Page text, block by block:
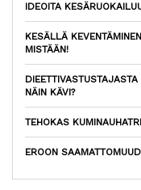
IDEOITA
KESÄLLÄ
MISTÄÄN!
NÄIN KÄVI?
TEHOKAS
EROON